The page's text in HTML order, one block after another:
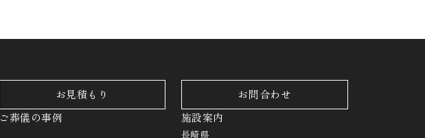
お見積もり お問合わせ
ご葬儀の事例 施設案内
長崎県